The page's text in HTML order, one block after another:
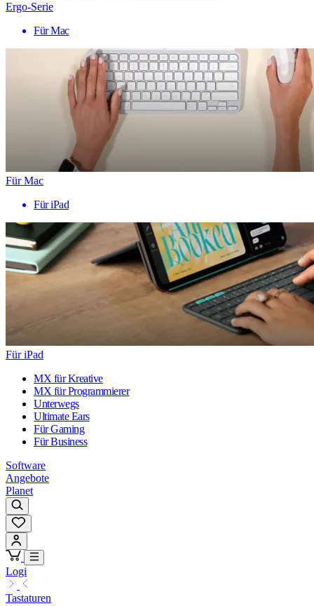
Ergo-Serie
Für Mac
Für Mac
Für iPad
Für iPad
MX für Kreative
MX für Programmierer
Unterwegs
Ultimate Ears
Für Gaming
Für Business
Software
Angebote
Planet
Logi
Tastaturen